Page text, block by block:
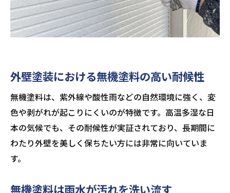
外壁塗装における無機塗料の高い耐候性
無機塗料は、紫外線や酸性雨などの自然環境に強く、変
色や剥がれが起こりにくいのが特徴です。高温多湿な日
本の気候でも、その耐候性が実証されており、長期間に
わたり外壁を美しく保ちたい方には非常に向いていま
す。
無機塗料は雨水が汚れを洗い流す